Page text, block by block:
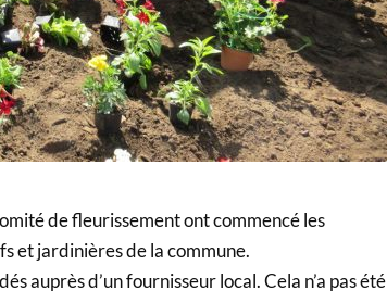
de fleurissement ont commencé les
et jardinières de la commune.
auprès d’un fournisseur local. Cela n’a pas été